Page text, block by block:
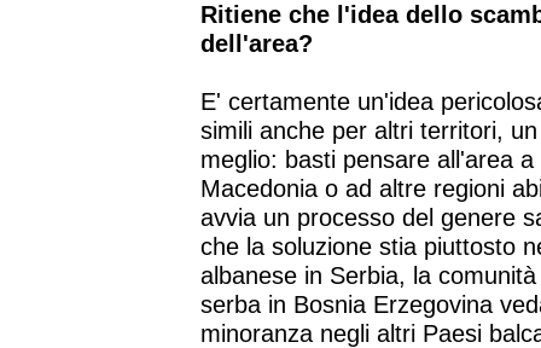
Ritiene che l'idea dello
dell'area?
E' certamente un'idea
simili anche per altri territori,
meglio: basti pensare all'area
Macedonia o ad altre regioni
avvia un processo del genere
che la soluzione stia piuttosto
albanese in Serbia, la
serba in Bosnia Erzegovina
minoranza negli altri Paesi